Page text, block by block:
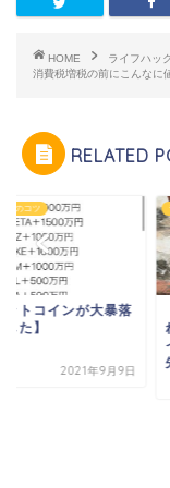
HOME
ライフハック
消費税増税の前にこんなに
RELATED
ハック
い子は真似しないで
実験大好きマッドサ